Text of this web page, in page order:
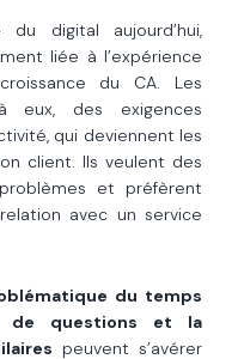
du digital aujourd’hui,
liée à l’expérience
du CA. Les
eux, des exigences
qui deviennent les
client. Ils veulent des
et préfèrent
avec un service
du temps
de questions et la
peuvent s’avérer